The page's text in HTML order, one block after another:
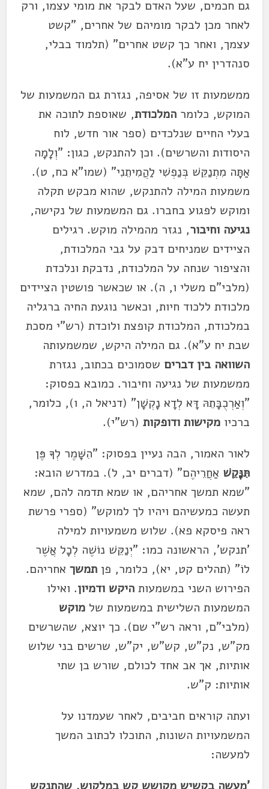
גם חכמים, שעל האדם לבקר את מומי עצמו, ורק
לאחר מכן לבקר מומיהם של אחרים, "קשט
עצמך, ואחר כך קשט אחרים" (תלמוד בבלי,
סנהדרין יח ע"א).
ממשמעות זו של אסיפה, נגזרת גם המשמעות של
המוקש, כלומרהמלכודת, שאוספת לתוכה את
בעלי החיים שנלכדים (ספר אור חדש, לוח
היסודות והשרשים). וכן להתנקש, כגון: "וְלָמָה
אַתָּה מִתְנַקֵּשׁ בְּנַפְשִׁי לַהֲמִיתֵנִי" (שמו"א כח, ט).
משמעות המילה להתנקש, שהוא מבקש תקלה
ומוקש לפגוע בחברו. גם המשמעות של נקישה,
נגיעה וחיבור, נגזר מהמילה מוקש. רגילים
הציידים שמניחים דבק על גבי המלכודת,
והציפור שנחה על המלכודת, נדבקת ונלכדת
(מלבי"ם משלי ו, ה). או שכאשר פושטין הציידים
מלכודת ללכוד חיות, וכאשר נוגעת החיה ברגליה
במלכודת, המלכודת קופצת ולוכדת (רש"י מסכת
שבת יח ע"א). גם המילה היקש, שמשמעותה
השוואה בין דברים שסמוכים בכתוב, נגזרת
ממשמעות של נגיעה וחיבור. כמובא בפסוק:
"וְאַרְכֻבָּתֵהּ דָּא לְדָא נָקְשָׁן" (דניאל ה, ו), כלומר,
ברכיומקישות ודופקות (רש"י).
לאור האמור, הבה נעיין בפסוק: "הִשָּׁמֶר לְךָ פֶּן
תִּנָּקֵשׁ אַחֲרֵיהֶם" (דברים יב, ל). במדרש הובא:
"שמא תמשך אחריהם, או שמא תדמה להם, שמא
תעשה כמעשיהם ויהיו לך למוקש" (ספרי פרשת
ראה פיסקא פא). שלוש משמעויות למילה
'תנקש', הראשונה כמו: "יְנַקֵּשׁ נוֹשֶׁה לְכָל אֲשֶׁר
לוֹ" (תהלים קט, יא), כלומר, פןתמשך אחריהם.
הפירוש השני במשמעותהיקש ודמיון. ואילו
המשמעות השלישית במשמעות שלמוקש
(מלבי"ם, וראה רש"י שם). כך יוצא, שהשרשים
מק"ש, נק"ש, קש"ש, יק"ש, שרשים בני שלוש
אותיות, אך אב אחד לכולם, שורש בן שתי
אותיות: ק"ש.
ועתה קוראים חביבים, לאחר שעמדנו על
המשמעויות השונות, התוכלו לכתוב המשך
למעשה:
'מעשה בקשיש מקושש קש במלקוש, שהתנקש